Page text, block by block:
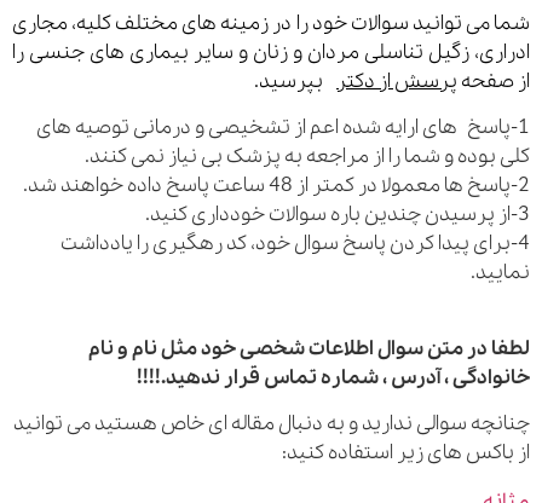
توانید سوالات خود را در زمینه های مختلف کلیه، مجاری
زگیل تناسلی مردان و زنان و سایر بیماری های جنسی را
پرسش از دکتربپرسید.
های ارایه شده اعم از تشخیصی و درمانی توصیه های
و شما را از مراجعه به پزشک بی نیاز نمی کنند.
پیدا کردن پاسخ سوال خود، کد رهگیری را یادداشت
در متن سوال اطلاعات شخصی خود مثل نام و نام
، آدرس ، شماره تماس قرار ندهید.!!!!
سوالی ندارید و به دنبال مقاله ای خاص هستید می توانید
های زیر استفاده کنید: